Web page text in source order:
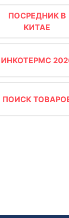
ПОСРЕДНИК В
КИТАЕ
ИНКОТЕРМС
ПОИСК